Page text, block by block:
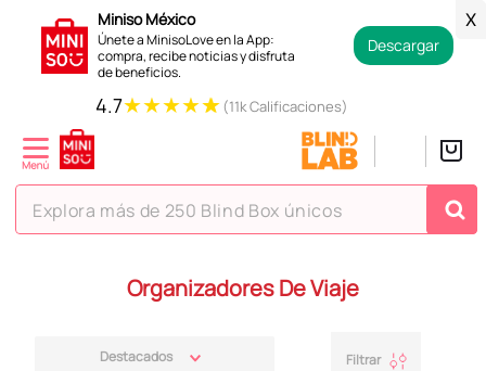
Miniso México
Únete a MinisoLove en la App:
compra, recibe noticias y disfruta
de beneficios.
Descargar
X
4.7★★★★★ (11k Calificaciones)
Explora más de 250 Blind Box únicos
Organizadores De Viaje
Destacados Filtrar